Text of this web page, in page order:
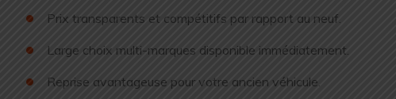
Prix transparents et compétitifs par rapport au neuf.
Large choix multi-marques disponible immédiatement.
Reprise avantageuse pour votre ancien véhicule.